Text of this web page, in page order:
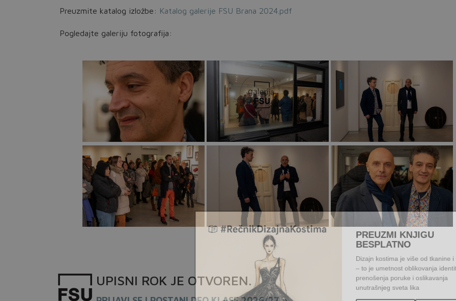
Preuzmite katalog izložbe: Katalog galerije FSU Brana 2024.pdf
Pogledajte galeriju fotografija:
UPISNI ROK JE OTVOREN.
PREUZMI KNJIGU
BESPLATNO
– to je umetnost oblikovanja
prenošenja poruke i
unutrašnjeg sveta lika